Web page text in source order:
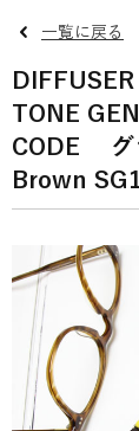
一覧に戻る
TONE
CODE グ
Brown